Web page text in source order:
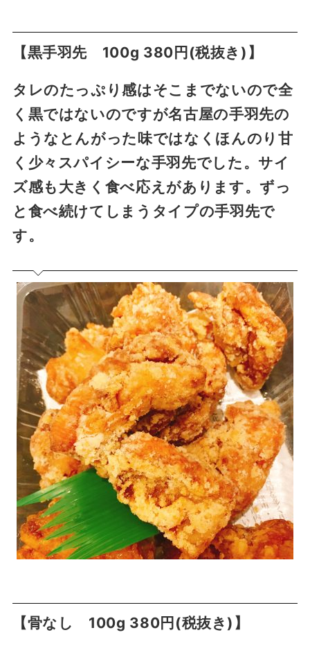
【黒手羽先 100g 380円(税抜き)】
タレのたっぷり感はそこまでないので全
く黒ではないのですが名古屋の手羽先の
ようなとんがった味ではなくほんのり甘
く少々スパイシーな手羽先でした。サイ
ズ感も大きく食べ応えがあります。ずっ
と食べ続けてしまうタイプの手羽先で
す。
【骨なし 100g 380円(税抜き)】